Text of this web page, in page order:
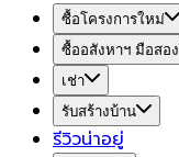
ซื้อโครงการใหม่
ซื้ออสังหาฯ มือสอง
เช่า
รับสร้างบ้าน
รีวิวน่าอยู่